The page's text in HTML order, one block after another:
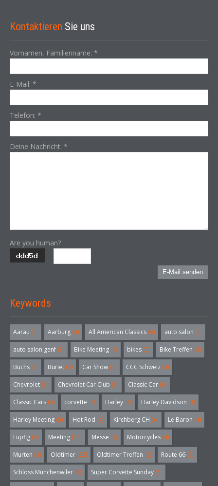
Kontaktieren Sie uns
Vornamen, Familienname: *
E-Mail: *
Telefon: *
Deine Nachricht: *
Are you human?
E-Mail senden
Keywords
Aarau (3) Aarburg (3) All American Classics (3) auto salon (3)
auto salon genf (3) Bike Meeting (4) bikes (5) Bike Treffen (5)
Buchs (4) Buriet (3) Car Show (3) CCC Schweiz (3)
Chevrolet (3) Chevrolet Car Club (3) Classic Car (3)
Classic Cars (3) corvette (6) Harley (7) Harley Davidson (3)
Harley Meeting (5) Hot Rod (4) Kirchberg CH (4) Le Baron (4)
Lupfig (3) Meeting (18) Messe (5) Motorcycles (4)
Murten (3) Oldtimer (32) Oldtimer Treffen (5) Route 66 (3)
Schloss Münchenwiler (3) Super Corvette Sunday (5)